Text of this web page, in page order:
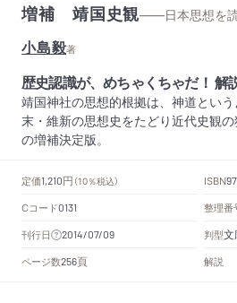
増補 靖国史観——日本思想を
小島毅著
歴史認識が、めちゃくちゃだ！ 解
靖国神社の思想的根拠は、神道とい
末・維新の思想史をたどり近代史観
の増補決定版。
定価1,210円 （10％税込） ISBN
Cコード0131 整理番
刊行日 2014/07/09 判型文
ページ数256頁 解説